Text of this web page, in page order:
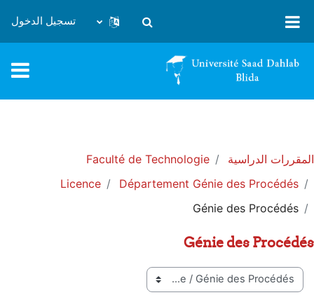
تبديل إدخال البحث
تسجيل الدخول
المقررات الدراسية
Faculté de Technologie
Département Génie des Procédés
Licence
Génie des Procédés
Génie des Procédés
تصنيفات المقررات